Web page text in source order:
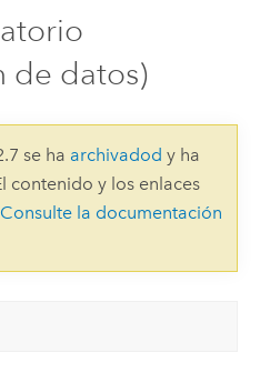
de datos)
se ha archivadod y ha
contenido y los enlaces
Consulte la documentación